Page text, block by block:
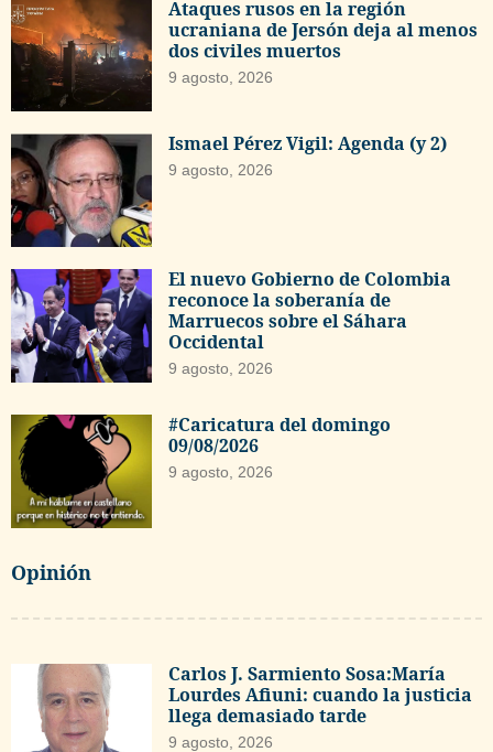
Ataques rusos en la región
ucraniana de Jersón deja al menos
dos civiles muertos
9 agosto, 2026
Ismael Pérez Vigil: Agenda (y 2)
9 agosto, 2026
El nuevo Gobierno de Colombia
reconoce la soberanía de
Marruecos sobre el Sáhara
Occidental
9 agosto, 2026
#Caricatura del domingo
09/08/2026
9 agosto, 2026
Opinión
Carlos J. Sarmiento Sosa:María
Lourdes Afiuni: cuando la justicia
llega demasiado tarde
9 agosto, 2026